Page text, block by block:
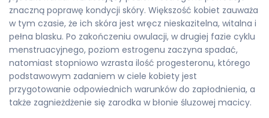
znaczną poprawę kondycji skóry. Większość kobiet zauważa
w tym czasie, że ich skóra jest wręcz nieskazitelna, witalna i
pełna blasku. Po zakończeniu owulacji, w drugiej fazie cyklu
menstruacyjnego, poziom estrogenu zaczyna spadać,
natomiast stopniowo wzrasta ilość progesteronu, którego
podstawowym zadaniem w ciele kobiety jest
przygotowanie odpowiednich warunków do zapłodnienia, a
także zagnieżdżenie się zarodka w błonie śluzowej macicy.